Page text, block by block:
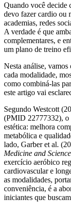
Quando você decide
devo fazer cardio ou
academias, redes
A verdade é que
complementares, e
um plano de treino
Nesta análise,
cada modalidade,
como combiná-las
este artigo vai
Segundo Westcott
(PMID 22777332), o
estética: melhora
metabólica e
lado, Garber et al.
Medicine and
exercício aeróbico
cardiovascular e
as modalidades,
conveniência, é a
iniciantes que